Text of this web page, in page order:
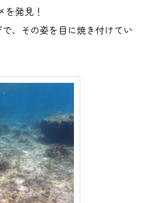
を発見！
、その姿を目に焼き付けてい